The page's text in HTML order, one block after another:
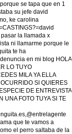
se tapa que en 1
su jefe david
ke carolina
la llamada x
ni llamarme porque le
te ha
en mi blog HOLA
LO TUYO
MILA YA ELLA
SI QUIERES
DE ENTREVISTA
UNA FOTO TUYA SI TE
que te vamos a
el perro saltaba de la